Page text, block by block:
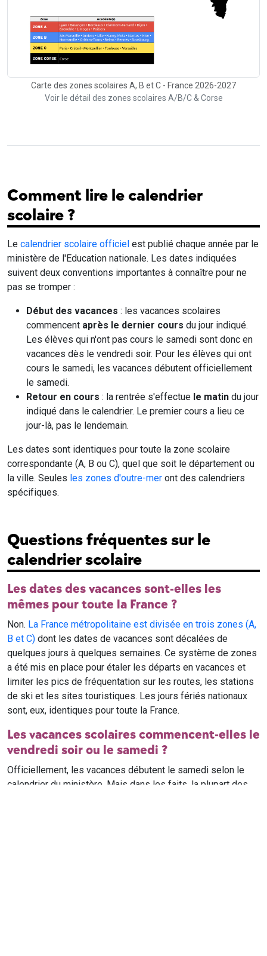
Carte des zones scolaires A, B et C - France 2026-2027
Voir le détail des zones scolaires A/B/C & Corse
Comment lire le calendrier
scolaire ?
Le calendrier scolaire officiel est publié chaque année par le
ministère de l'Education nationale. Les dates indiquées
suivent deux conventions importantes à connaître pour ne
pas se tromper :
Début des vacances : les vacances scolaires
commencent après le dernier cours du jour indiqué.
Les élèves qui n'ont pas cours le samedi sont donc en
vacances dès le vendredi soir. Pour les élèves qui ont
cours le samedi, les vacances débutent officiellement
le samedi.
Retour en cours : la rentrée s'effectue le matin du jour
indiqué dans le calendrier. Le premier cours a lieu ce
jour-là, pas le lendemain.
Les dates sont identiques pour toute la zone scolaire
correspondante (A, B ou C), quel que soit le département ou
la ville. Seules les zones d'outre-mer ont des calendriers
spécifiques.
Questions fréquentes sur le
calendrier scolaire
Les dates des vacances sont-elles les
mêmes pour toute la France ?
Non. La France métropolitaine est divisée en trois zones (A,
B et C) dont les dates de vacances sont décalées de
quelques jours à quelques semaines. Ce système de zones
a été mis en place pour étaler les départs en vacances et
limiter les pics de fréquentation sur les routes, les stations
de ski et les sites touristiques. Les jours fériés nationaux
sont, eux, identiques pour toute la France.
Les vacances scolaires commencent-elles le
vendredi soir ou le samedi ?
Officiellement, les vacances débutent le samedi selon le
calendrier du ministère. Mais dans les faits, la plupart des